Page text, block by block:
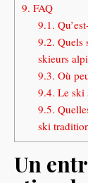
9. FAQ
9.1.
9.2. Quels
skieurs
9.3. Où
9.4. Le ski
9.5.
ski
Un